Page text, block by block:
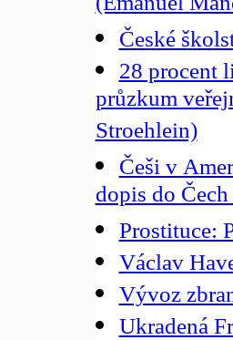
České
28 procent
průzkum
Stroehlein)
Češi v
dopis do
Prostituce:
Václav
Vývoz
Ukradená